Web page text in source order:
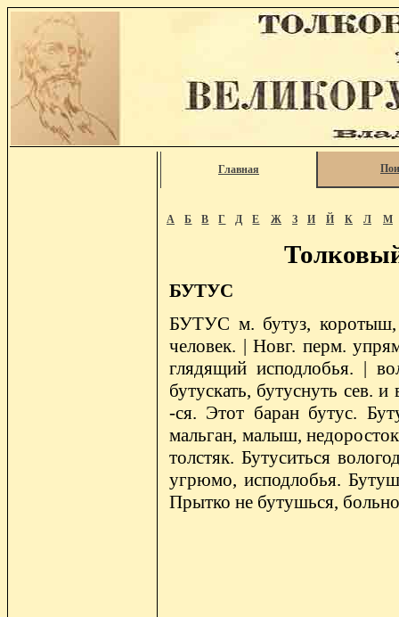
Главная
А Б В Г Д Е Ж З И Й К Л М
БУТУС
БУТУС м. бутуз, коротыш,
человек. | Новг. перм.
глядящий исподлобья. |
бутускать, бутуснуть сев.
-ся. Этот баран бутус.
мальган, малыш,
толстяк. Бутуситься
угрюмо, исподлобья.
Прытко не бутушься,